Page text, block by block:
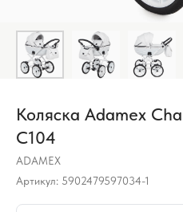
Коляска Adamex
C104
ADAMEX
Артикул: 5902479597034-1